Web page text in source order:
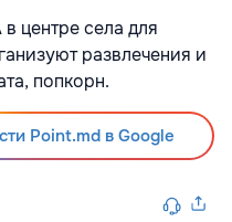
центре села для
развлечения и
попкорн.
Point.md в Google